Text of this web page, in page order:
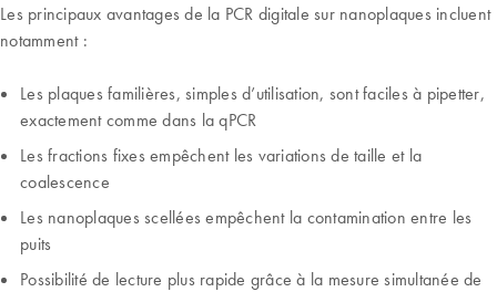
Les principaux avantages de la PCR digitale sur nanoplaques incluent
notamment :
Les plaques familières, simples d’utilisation, sont faciles à pipetter,
exactement comme dans la qPCR
Les fractions fixes empêchent les variations de taille et la
coalescence
Les nanoplaques scellées empêchent la contamination entre les
puits
Possibilité de lecture plus rapide grâce à la mesure simultanée de